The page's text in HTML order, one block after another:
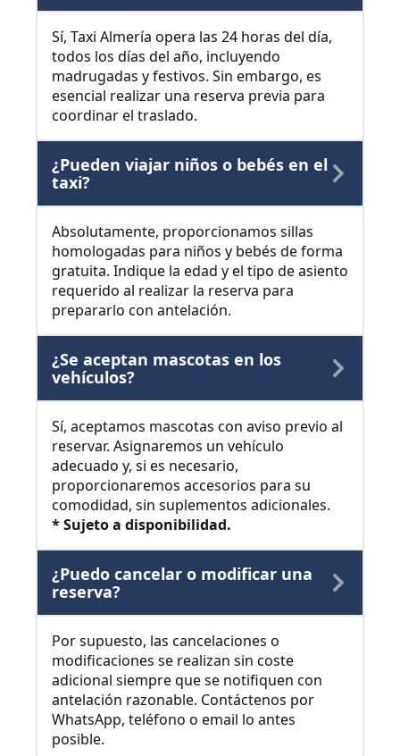
Sí, Taxi Almería opera las 24 horas del día,
todos los días del año, incluyendo
madrugadas y festivos. Sin embargo, es
esencial realizar una reserva previa para
coordinar el traslado.
¿Pueden viajar niños o bebés en el
taxi?
Absolutamente, proporcionamos sillas
homologadas para niños y bebés de forma
gratuita. Indique la edad y el tipo de asiento
requerido al realizar la reserva para
prepararlo con antelación.
¿Se aceptan mascotas en los
vehículos?
Sí, aceptamos mascotas con aviso previo al
reservar. Asignaremos un vehículo
adecuado y, si es necesario,
proporcionaremos accesorios para su
comodidad, sin suplementos adicionales.
* Sujeto a disponibilidad.
¿Puedo cancelar o modificar una
reserva?
Por supuesto, las cancelaciones o
modificaciones se realizan sin coste
adicional siempre que se notifiquen con
antelación razonable. Contáctenos por
WhatsApp, teléfono o email lo antes
posible.